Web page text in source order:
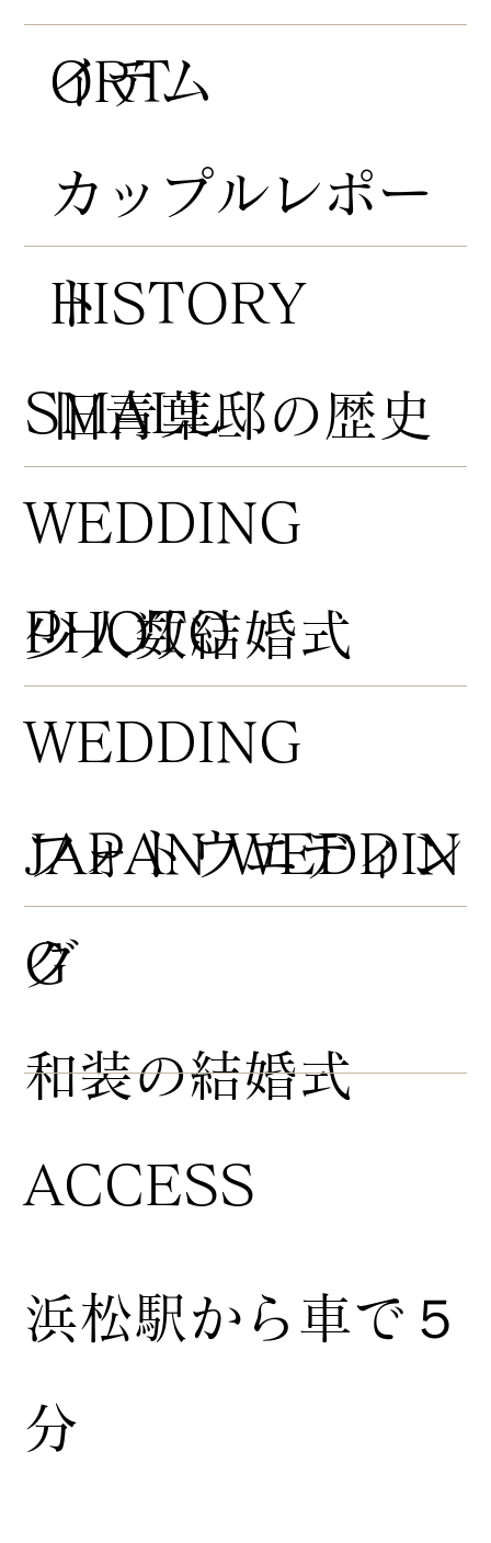
HISTORY
ORT
​旧青葉邸の歴史
​カップルレポー
ト
イテム
​少人数結婚式
​SMALL
WEDDING
​フォトウエディン
グ
PHOTO
WEDDING
​和装の結婚式
JAPAN WEDDIN
G
浜松駅から車で５
分
ACCESS